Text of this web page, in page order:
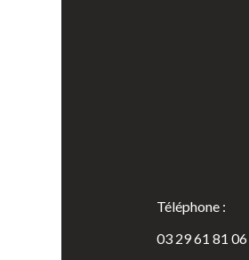
Téléphone :
03 29 61 81 06